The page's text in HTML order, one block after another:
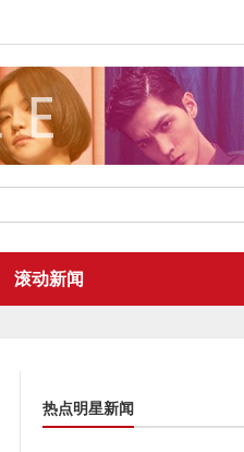
滚动新闻
热点明星新闻